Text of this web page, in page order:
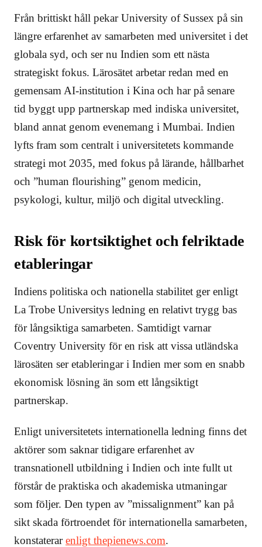
Från brittiskt håll pekar University of Sussex på sin
längre erfarenhet av samarbeten med universitet i det
globala syd, och ser nu Indien som ett nästa
strategiskt fokus. Lärosätet arbetar redan med en
gemensam AI-institution i Kina och har på senare
tid byggt upp partnerskap med indiska universitet,
bland annat genom evenemang i Mumbai. Indien
lyfts fram som centralt i universitetets kommande
strategi mot 2035, med fokus på lärande, hållbarhet
och ”human flourishing” genom medicin,
psykologi, kultur, miljö och digital utveckling.
Risk för kortsiktighet och felriktade
etableringar
Indiens politiska och nationella stabilitet ger enligt
La Trobe Universitys ledning en relativt trygg bas
för långsiktiga samarbeten. Samtidigt varnar
Coventry University för en risk att vissa utländska
lärosäten ser etableringar i Indien mer som en snabb
ekonomisk lösning än som ett långsiktigt
partnerskap.
Enligt universitetets internationella ledning finns det
aktörer som saknar tidigare erfarenhet av
transnationell utbildning i Indien och inte fullt ut
förstår de praktiska och akademiska utmaningar
som följer. Den typen av ”missalignment” kan på
sikt skada förtroendet för internationella samarbeten,
konstaterarenligt thepienews.com.